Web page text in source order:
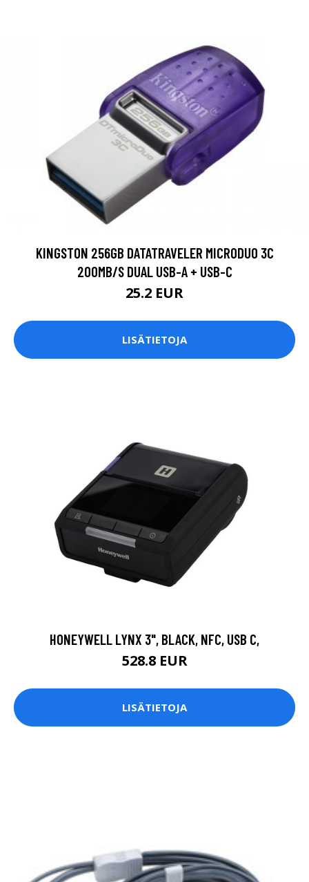
KINGSTON 256GB DATATRAVELER MICRODUO 3C
200MB/S DUAL USB-A + USB-C
25.2 EUR
LISÄTIETOJA
HONEYWELL LYNX 3", BLACK, NFC, USB C,
528.8 EUR
LISÄTIETOJA